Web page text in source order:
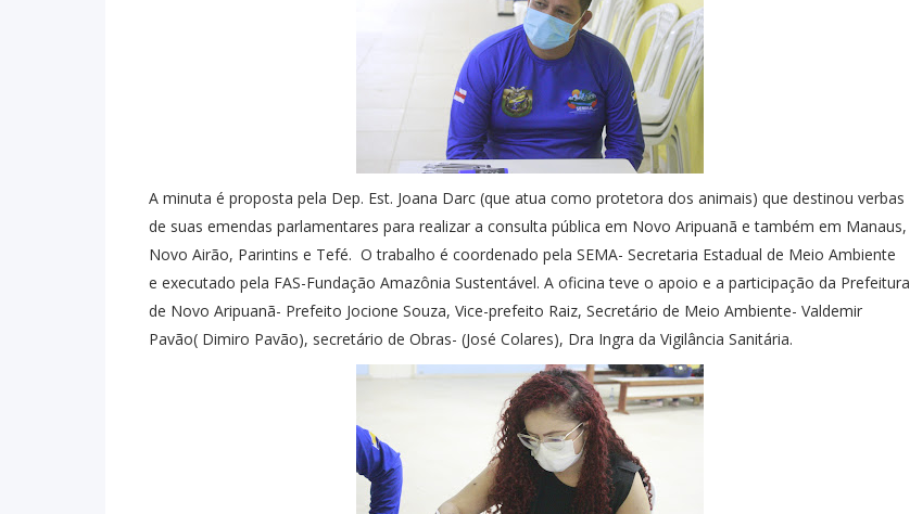
A minuta é proposta pela Dep. Est. Joana Darc (que atua como protetora dos animais) que destinou verbas
de suas emendas parlamentares para realizar a consulta pública em Novo Aripuanã e também em Manaus,
Novo Airão, Parintins e Tefé. O trabalho é coordenado pela SEMA- Secretaria Estadual de Meio Ambiente
e executado pela FAS-Fundação Amazônia Sustentável. A oficina teve o apoio e a participação da Prefeitura
de Novo Aripuanã- Prefeito Jocione Souza, Vice-prefeito Raiz, Secretário de Meio Ambiente- Valdemir
Pavão( Dimiro Pavão), secretário de Obras- (José Colares), Dra Ingra da Vigilância Sanitária.